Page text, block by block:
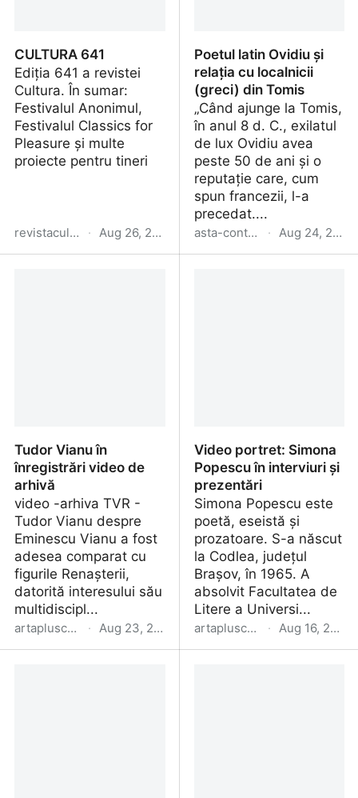
CULTURA 641
Ediția 641 a revistei
Cultura. În sumar:
Festivalul Anonimul,
Festivalul Classics for
Pleasure și multe
proiecte pentru tineri
revistacultura.ro · Aug 26, 2024
Poetul latin Ovidiu și
relația cu localnicii
(greci) din Tomis
„Când ajunge la Tomis,
în anul 8 d. C., exilatul
de lux Ovidiu avea
peste 50 de ani și o
reputație care, cum
spun francezii, l-a
precedat....
asta-conteaza.blogspot.com · Aug 24, 2024
Tudor Vianu în
înregistrări video de
arhivă
video -arhiva TVR -
Tudor Vianu despre
Eminescu Vianu a fost
adesea comparat cu
figurile Renașterii,
datorită interesului său
multidiscipl...
artapluscultura.blogspot.com · Aug 23, 2024
Video portret: Simona
Popescu în interviuri și
prezentări
Simona Popescu este
poetă, eseistă și
prozatoare. S-a născut
la Codlea, județul
Brașov, în 1965. A
absolvit Facultatea de
Litere a Universi...
artapluscultura.blogspot.com · Aug 16, 2024